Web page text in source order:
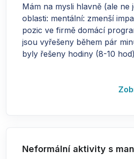
Mám na mysli hlavně (ale ne
oblasti: mentální: zmenší
pozic ve firmě domácí
jsou vyřešeny během pár
byly řešeny hodiny (8-10 hod)
Neformální aktivity s